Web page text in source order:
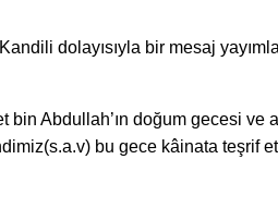
dolayısıyla bir mesaj
Abdullah’ın doğum gecesi ve
bu gece kâinata teşrif